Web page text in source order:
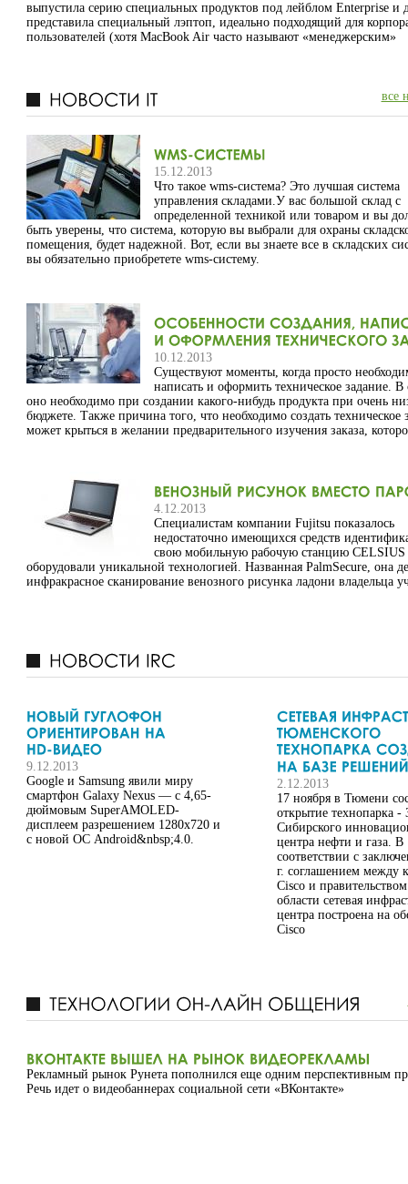
выпустила серию специальных продуктов под лейблом Enterprise и
представила специальный лэптоп, идеально подходящий для
пользователей (хотя MacBook Air часто называют «менеджерским»
все
15.12.2013
Что такое wms-система? Это лучшая система
управления складами.У вас большой склад с
определенной техникой или товаром и вы
быть уверены, что система, которую вы выбрали для охраны
помещения, будет надежной. Вот, если вы знаете все в складских
вы обязательно приобретете wms-систему.
10.12.2013
Существуют моменты, когда просто
написать и оформить техническое задание.
оно необходимо при создании какого-нибудь продукта при очень
бюджете. Также причина того, что необходимо создать техническое
может крыться в желании предварительного изучения заказа,
4.12.2013
Специалистам компании Fujitsu показалось
недостаточно имеющихся средств
свою мобильную рабочую станцию CELSIUS
оборудовали уникальной технологией. Названная PalmSecure, она
инфракрасное сканирование венозного рисунка ладони владельца
9.12.2013
Google и Samsung явили миру
смартфон Galaxy Nexus — с 4,65-
дюймовым SuperAMOLED-
дисплеем разрешением 1280x720 и
с новой ОС Android&nbsp;4.0.
2.12.2013
17 ноября в Тюмени
открытие технопарка -
Сибирского
центра нефти и газа. В
соответствии с
г. соглашением между
Cisco и
области сетевая
центра построена на
Cisco
Рекламный рынок Рунета пополнился еще одним перспективным
Речь идет о видеобаннерах социальной сети «ВКонтакте»